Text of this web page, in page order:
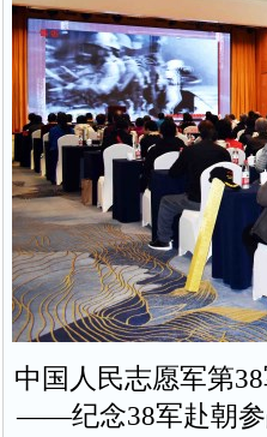
中国人民志愿军第
——纪念38军赴朝参